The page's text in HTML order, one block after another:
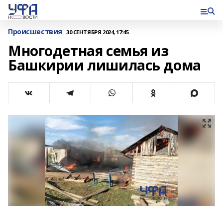
Происшествия 30 СЕНТЯБРЯ 2024, 17:45
Многодетная семья из
Башкирии лишилась дома